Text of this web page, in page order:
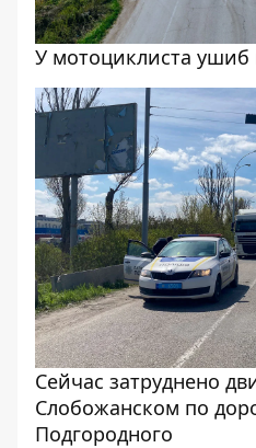
У мотоциклиста ушиб
Сейчас затруднено
Слобожанском по
Подгородного